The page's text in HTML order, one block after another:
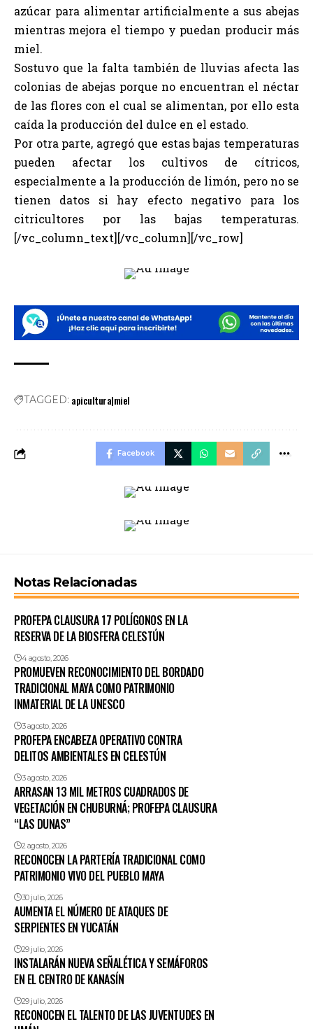
azúcar para alimentar artificialmente a sus abejas
mientras mejora el tiempo y puedan producir más
miel.
Sostuvo que la falta también de lluvias afecta las
colonias de abejas porque no encuentran el néctar
de las flores con el cual se alimentan, por ello esta
caída la producción del dulce en el estado.
Por otra parte, agregó que estas bajas temperaturas
pueden afectar los cultivos de cítricos,
especialmente a la producción de limón, pero no se
tienen datos si hay efecto negativo para los
citricultores por las bajas temperaturas.
[/vc_column_text][/vc_column][/vc_row]
TAGGED: apicultura|miel
Facebook
Notas Relacionadas
PROFEPA CLAUSURA 17 POLÍGONOS EN LA
RESERVA DE LA BIOSFERA CELESTÚN
4 agosto, 2026
PROMUEVEN RECONOCIMIENTO DEL BORDADO
TRADICIONAL MAYA COMO PATRIMONIO
INMATERIAL DE LA UNESCO
3 agosto, 2026
PROFEPA ENCABEZA OPERATIVO CONTRA
DELITOS AMBIENTALES EN CELESTÚN
3 agosto, 2026
ARRASAN 13 MIL METROS CUADRADOS DE
VEGETACIÓN EN CHUBURNÁ; PROFEPA CLAUSURA
“LAS DUNAS”
2 agosto, 2026
RECONOCEN LA PARTERÍA TRADICIONAL COMO
PATRIMONIO VIVO DEL PUEBLO MAYA
30 julio, 2026
AUMENTA EL NÚMERO DE ATAQUES DE
SERPIENTES EN YUCATÁN
29 julio, 2026
INSTALARÁN NUEVA SEÑALÉTICA Y SEMÁFOROS
EN EL CENTRO DE KANASÍN
29 julio, 2026
RECONOCEN EL TALENTO DE LAS JUVENTUDES EN